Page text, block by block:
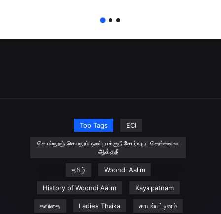
Top Tags ECI
சொல்லுஞ் செயலும் ஒன்றாக்குநீ சோர்வுறா தெங்களை
ஆக்குநீ
தமிழ் Woondi Aalim
History pf Woondi Aalim Kayalpatnam
கவிதை Ladies Thaika காயல்பட்டினம்